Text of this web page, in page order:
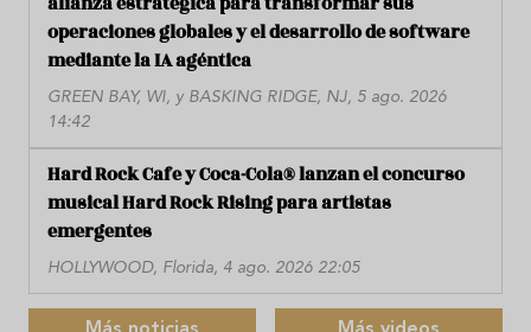
operaciones globales y el desarrollo de software
mediante la IA agéntica
GREEN BAY, WI, y BASKING RIDGE, NJ, 5 ago. 2026
14:42
Hard Rock Cafe y Coca-Cola® lanzan el concurso
musical Hard Rock Rising para artistas
emergentes
HOLLYWOOD, Florida, 4 ago. 2026 22:05